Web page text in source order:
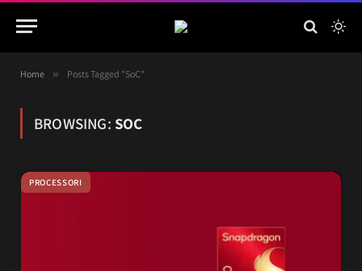
Home » Posts Tagged "SoC"
BROWSING: SOC
PROCESSORI